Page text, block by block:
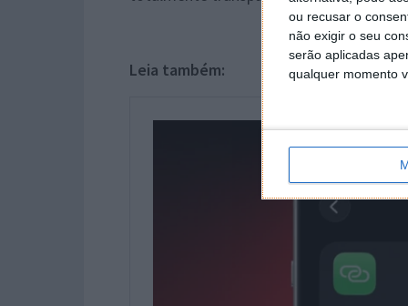
ou recusar o
não exigir o seu
serão aplicadas
qualquer momento
Leia também: